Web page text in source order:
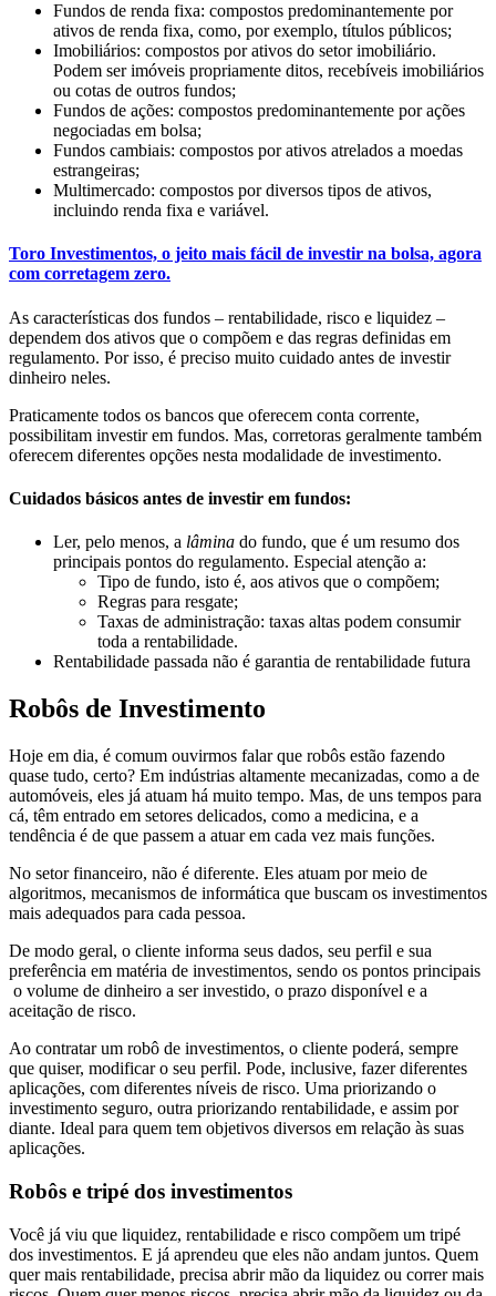
Fundos de renda fixa: compostos predominantemente por
ativos de renda fixa, como, por exemplo, títulos públicos;
Imobiliários: compostos por ativos do setor imobiliário.
Podem ser imóveis propriamente ditos, recebíveis imobiliários
ou cotas de outros fundos;
Fundos de ações: compostos predominantemente por ações
negociadas em bolsa;
Fundos cambiais: compostos por ativos atrelados a moedas
estrangeiras;
Multimercado: compostos por diversos tipos de ativos,
incluindo renda fixa e variável.
Toro Investimentos, o jeito mais fácil de investir na bolsa, agora
com corretagem zero.
As características dos fundos – rentabilidade, risco e liquidez –
dependem dos ativos que o compõem e das regras definidas em
regulamento. Por isso, é preciso muito cuidado antes de investir
dinheiro neles.
Praticamente todos os bancos que oferecem conta corrente,
possibilitam investir em fundos. Mas, corretoras geralmente também
oferecem diferentes opções nesta modalidade de investimento.
Cuidados básicos antes de investir em fundos:
Ler, pelo menos, a lâmina do fundo, que é um resumo dos
principais pontos do regulamento. Especial atenção a:
Tipo de fundo, isto é, aos ativos que o compõem;
Regras para resgate;
Taxas de administração: taxas altas podem consumir
toda a rentabilidade.
Rentabilidade passada não é garantia de rentabilidade futura
Robôs de Investimento
Hoje em dia, é comum ouvirmos falar que robôs estão fazendo
quase tudo, certo? Em indústrias altamente mecanizadas, como a de
automóveis, eles já atuam há muito tempo. Mas, de uns tempos para
cá, têm entrado em setores delicados, como a medicina, e a
tendência é de que passem a atuar em cada vez mais funções.
No setor financeiro, não é diferente. Eles atuam por meio de
algoritmos, mecanismos de informática que buscam os investimentos
mais adequados para cada pessoa.
De modo geral, o cliente informa seus dados, seu perfil e sua
preferência em matéria de investimentos, sendo os pontos principais
o volume de dinheiro a ser investido, o prazo disponível e a
aceitação de risco.
Ao contratar um robô de investimentos, o cliente poderá, sempre
que quiser, modificar o seu perfil. Pode, inclusive, fazer diferentes
aplicações, com diferentes níveis de risco. Uma priorizando o
investimento seguro, outra priorizando rentabilidade, e assim por
diante. Ideal para quem tem objetivos diversos em relação às suas
aplicações.
Robôs e tripé dos investimentos
Você já viu que liquidez, rentabilidade e risco compõem um tripé
dos investimentos. E já aprendeu que eles não andam juntos. Quem
quer mais rentabilidade, precisa abrir mão da liquidez ou correr mais